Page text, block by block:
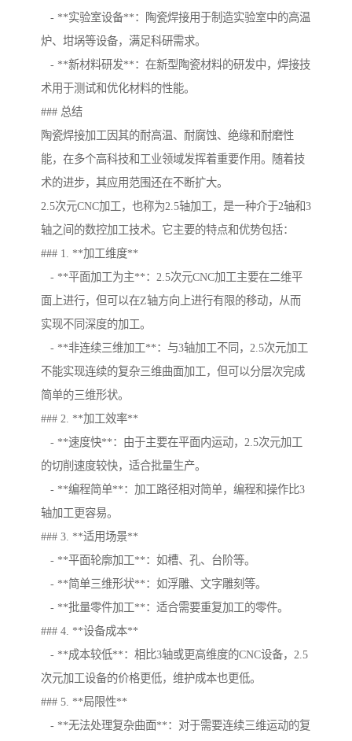
- **实验室设备**：陶瓷焊接用于制造实验室中的高温
炉、坩埚等设备，满足科研需求。
- **新材料研发**：在新型陶瓷材料的研发中，焊接技
术用于测试和优化材料的性能。
### 总结
陶瓷焊接加工因其的耐高温、耐腐蚀、绝缘和耐磨性
能，在多个高科技和工业领域发挥着重要作用。随着技
术的进步，其应用范围还在不断扩大。
2.5次元CNC加工，也称为2.5轴加工，是一种介于2轴和3
轴之间的数控加工技术。它主要的特点和优势包括：
### 1. **加工维度**
- **平面加工为主**：2.5次元CNC加工主要在二维平
面上进行，但可以在Z轴方向上进行有限的移动，从而
实现不同深度的加工。
- **非连续三维加工**：与3轴加工不同，2.5次元加工
不能实现连续的复杂三维曲面加工，但可以分层次完成
简单的三维形状。
### 2. **加工效率**
- **速度快**：由于主要在平面内运动，2.5次元加工
的切削速度较快，适合批量生产。
- **编程简单**：加工路径相对简单，编程和操作比3
轴加工更容易。
### 3. **适用场景**
- **平面轮廓加工**：如槽、孔、台阶等。
- **简单三维形状**：如浮雕、文字雕刻等。
- **批量零件加工**：适合需要重复加工的零件。
### 4. **设备成本**
- **成本较低**：相比3轴或更高维度的CNC设备，2.5
次元加工设备的价格更低，维护成本也更低。
### 5. **局限性**
- **无法处理复杂曲面**：对于需要连续三维运动的复